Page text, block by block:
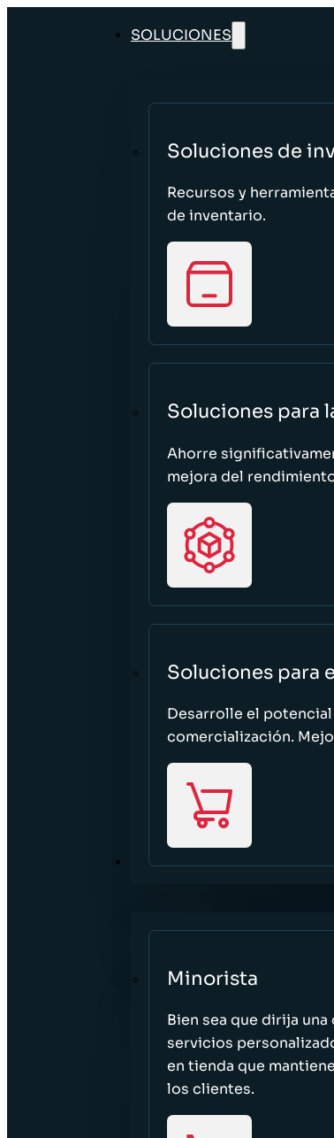
SOLUCIONES
Soluciones de
Recursos y
de inventario.
Soluciones para
Ahorre
mejora del
Soluciones para
Desarrolle el
comercialización.
SECTORES
Minorista
Bien sea que dirija
servicios
en tienda que
los clientes.